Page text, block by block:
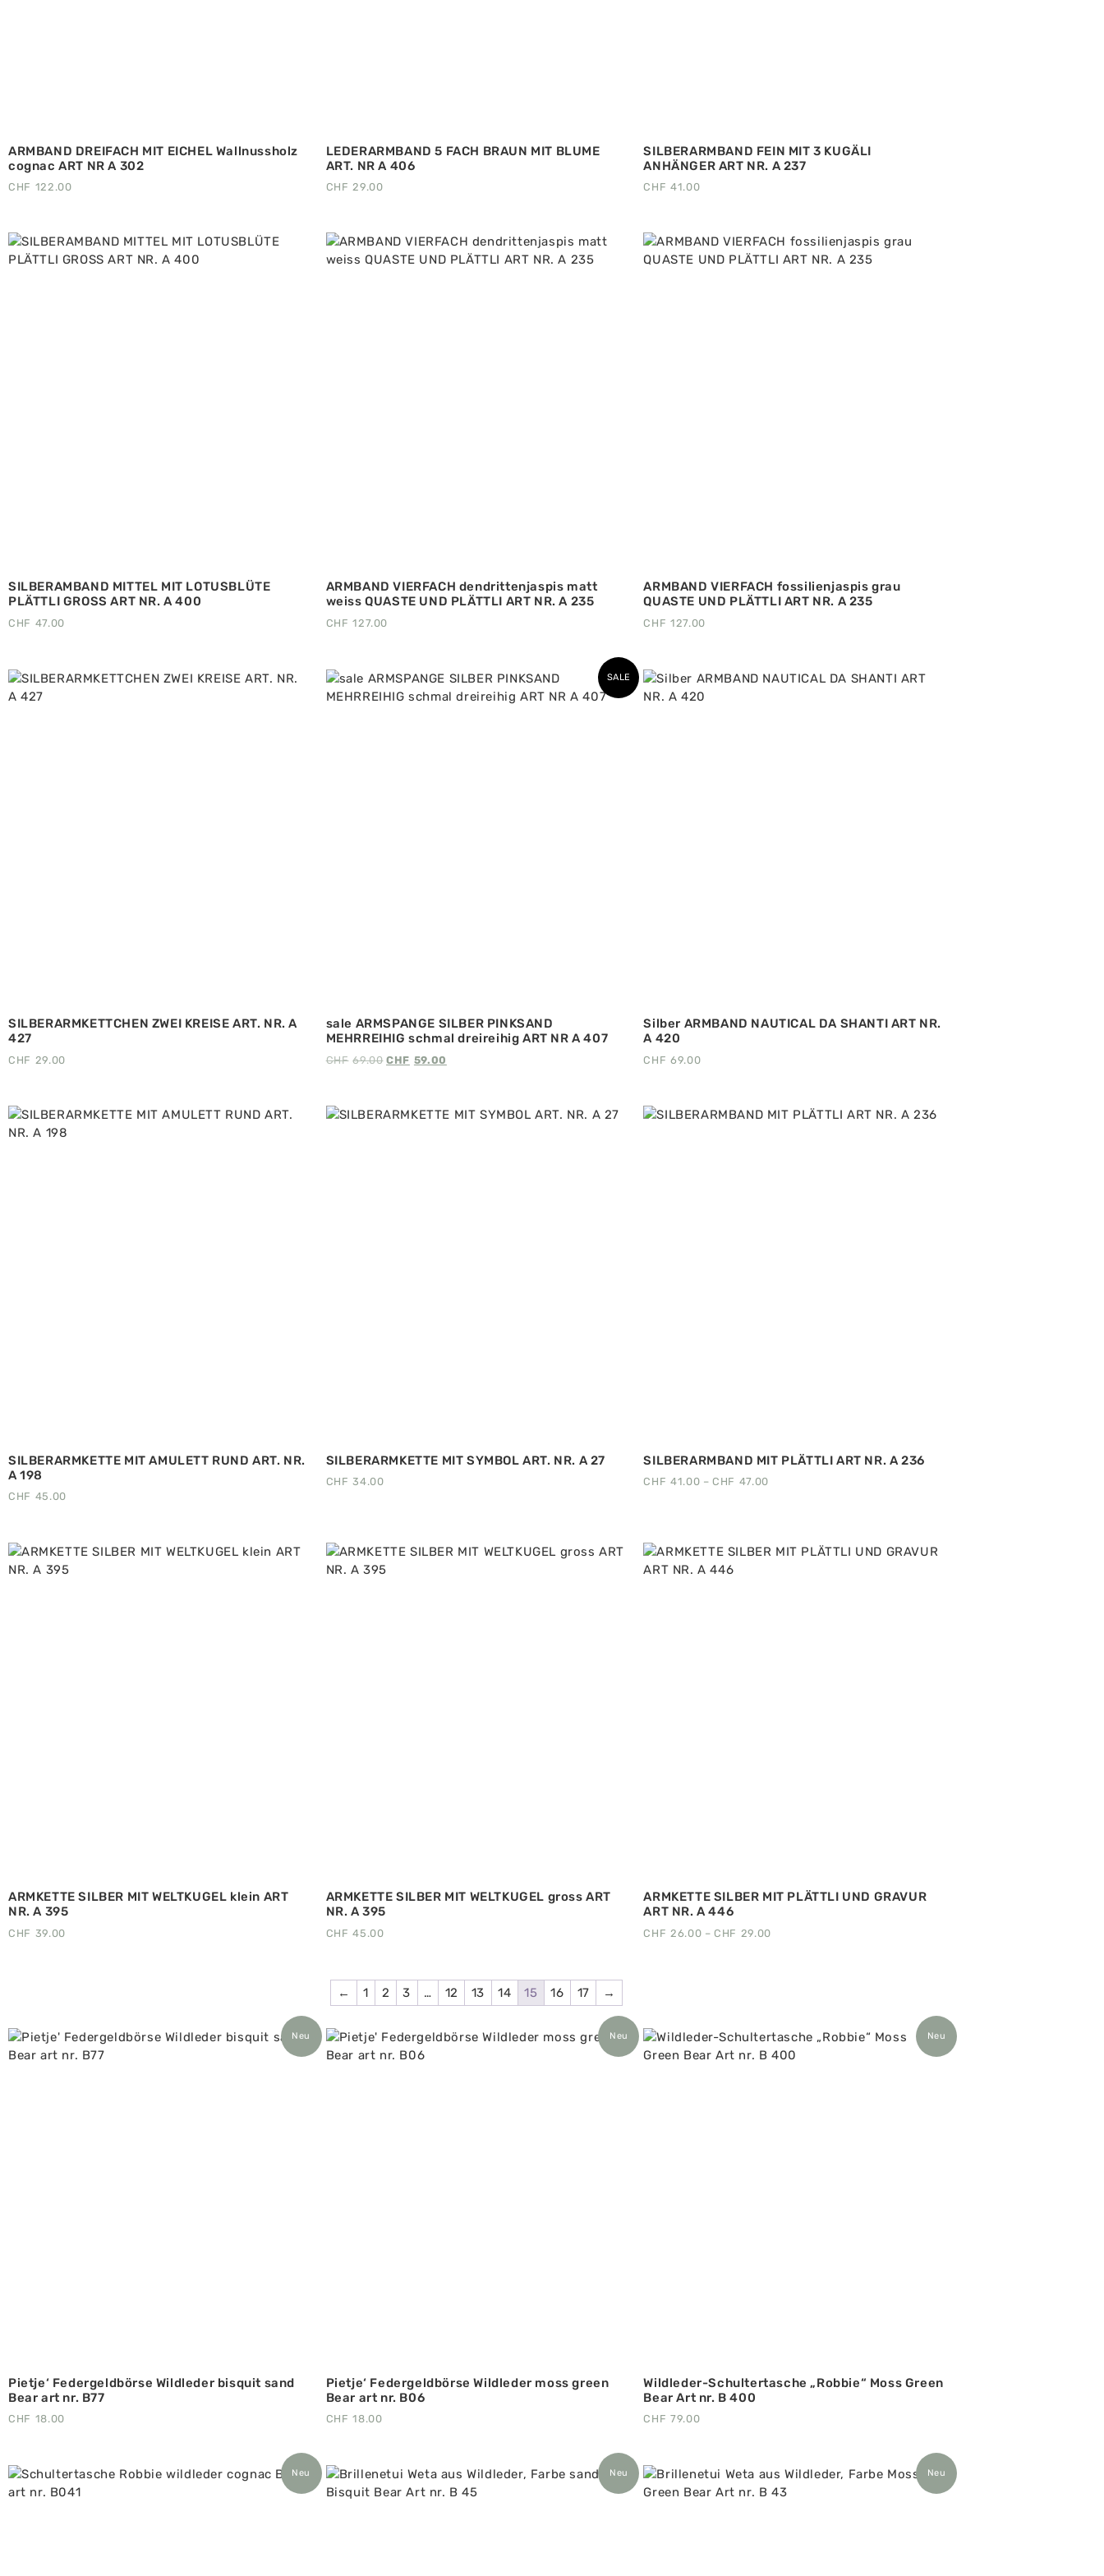
ARMBAND DREIFACH MIT EICHEL Wallnussholz
cognac ART NR A 302
CHF 122.00
LEDERARMBAND 5 FACH BRAUN MIT BLUME
ART. NR A 406
CHF 29.00
SILBERARMBAND FEIN MIT 3 KUGÄLI
ANHÄNGER ART NR. A 237
CHF 41.00
SILBERAMBAND MITTEL MIT LOTUSBLÜTE
PLÄTTLI GROSS ART NR. A 400
CHF 47.00
ARMBAND VIERFACH dendrittenjaspis matt
weiss QUASTE UND PLÄTTLI ART NR. A 235
CHF 127.00
ARMBAND VIERFACH fossilienjaspis grau
QUASTE UND PLÄTTLI ART NR. A 235
CHF 127.00
SILBERARMKETTCHEN ZWEI KREISE ART. NR. A
427
CHF 29.00
SALE
sale ARMSPANGE SILBER PINKSAND
MEHRREIHIG schmal dreireihig ART NR A 407
CHF 69.00 CHF 59.00
Silber ARMBAND NAUTICAL DA SHANTI ART NR.
A 420
CHF 69.00
SILBERARMKETTE MIT AMULETT RUND ART. NR.
A 198
CHF 45.00
SILBERARMKETTE MIT SYMBOL ART. NR. A 27
CHF 34.00
SILBERARMBAND MIT PLÄTTLI ART NR. A 236
CHF 41.00 – CHF 47.00
ARMKETTE SILBER MIT WELTKUGEL klein ART
NR. A 395
CHF 39.00
ARMKETTE SILBER MIT WELTKUGEL gross ART
NR. A 395
CHF 45.00
ARMKETTE SILBER MIT PLÄTTLI UND GRAVUR
ART NR. A 446
CHF 26.00 – CHF 29.00
← 1 2 3 … 12 13 14 15 16 17 →
Neu
Pietje‘ Federgeldbörse Wildleder bisquit sand
Bear art nr. B77
CHF 18.00
Neu
Pietje‘ Federgeldbörse Wildleder moss green
Bear art nr. B06
CHF 18.00
Neu
Wildleder-Schultertasche „Robbie“ Moss Green
Bear Art nr. B 400
CHF 79.00
Neu Neu Neu